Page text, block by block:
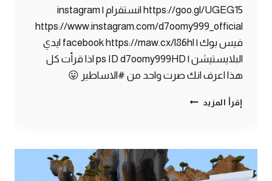
https://goo.gl/UGEG15 انستقرام | instagram
https://www.instagram.com/d7oomy999_official
فيس بوك | facebook https://maw.cx/l86hl ايدي
البلايستيشن | ps ID d7oomy999HD اذا قرأت كل
هذا اعرف انك صرت واحد من #الاساطير 😛
إقرأ المزيد ماين
هذا
كنت